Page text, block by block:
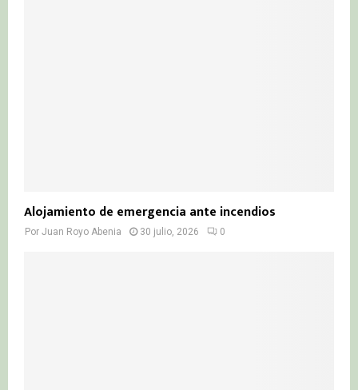
Alojamiento de emergencia ante incendios
Por Juan Royo Abenia 30 julio, 2026 0